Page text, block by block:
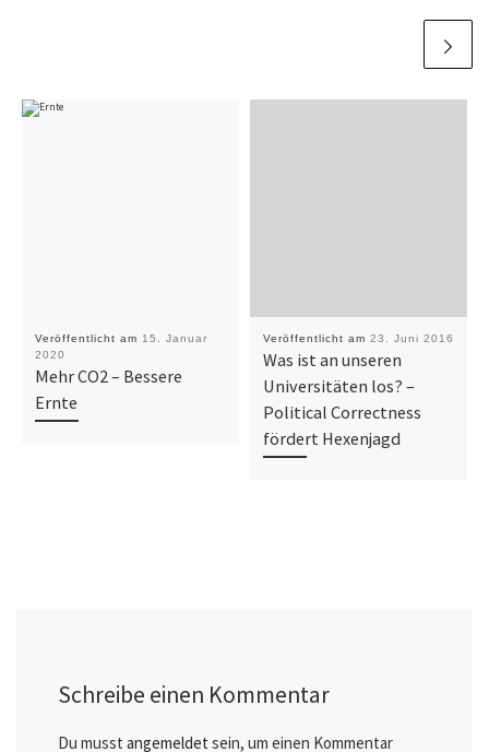
Veröffentlicht am 15. Januar
2020
Mehr CO2 – Bessere
Ernte
Veröffentlicht am 23. Juni 2016
Was ist an unseren
Universitäten los? –
Political Correctness
fördert Hexenjagd
Schreibe einen Kommentar
Du musst angemeldet sein, um einen Kommentar